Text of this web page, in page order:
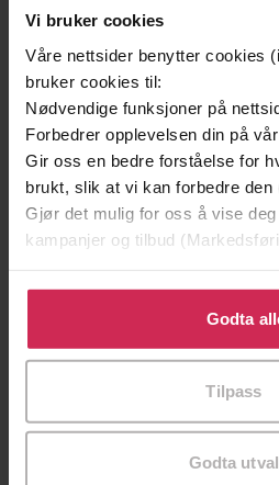
Vi bruker cookies
Våre nettsider benytter cookies
bruker cookies til:
Nødvendige funksjoner på
Forbedrer opplevelsen din på
Gir oss en bedre forståelse for
brukt, slik at vi kan forbedre den
Gjør det mulig for oss å vise deg
kampanjer og tilbud
Klikk på «Godta alle» for å gi
bruke cookies for alle disse
tilpasse ditt samtykke til
Godta
Tilpass
Godta
Jo Nesbø